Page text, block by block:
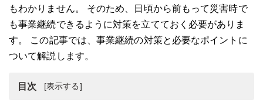
もわかりません。 そのため、日頃から前もって災害時で
も事業継続できるように対策を立てておく必要がありま
す。 この記事では、事業継続の対策と必要なポイントに
ついて解説します。
目次